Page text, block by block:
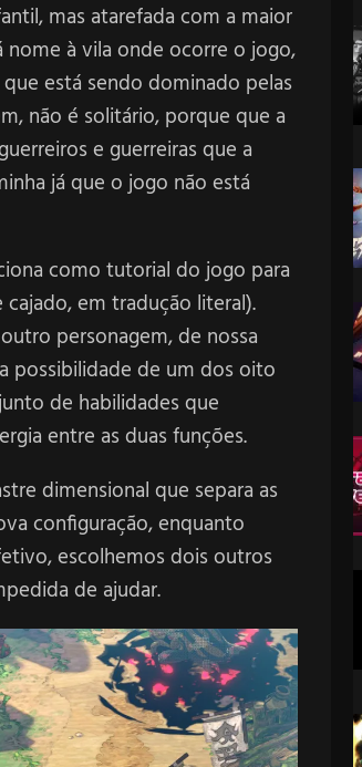
mas atarefada com a maior
nome à vila onde ocorre o jogo,
está sendo dominado pelas
não é solitário, porque que a
e guerreiras que a
já que o jogo não está
como tutorial do jogo para
em tradução literal).
personagem, de nossa
possibilidade de um dos oito
de habilidades que
entre as duas funções.
dimensional que separa as
configuração, enquanto
escolhemos dois outros
de ajudar.